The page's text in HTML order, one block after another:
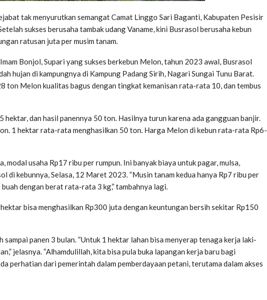
tak menyurutkan semangat Camat Linggo Sari Baganti, Kabupaten Pesisir
sukses berusaha tambak udang Vaname, kini Busrasol berusaha kebun
ratusan juta per musim tanam.
Bonjol, Supari yang sukses berkebun Melon, tahun 2023 awal, Busrasol
hujan di kampungnya di Kampung Padang Sirih, Nagari Sungai Tunu Barat.
ton Melon kualitas bagus dengan tingkat kemanisan rata-rata 10, dan tembus
hektar, dan hasil panennya 50 ton. Hasilnya turun karena ada gangguan banjir.
1 hektar rata-rata menghasilkan 50 ton. Harga Melon di kebun rata-rata Rp6-
modal usaha Rp17 ribu per rumpun. Ini banyak biaya untuk pagar, mulsa,
di kebunnya, Selasa, 12 Maret 2023. “Musin tanam kedua hanya Rp7 ribu per
buah dengan berat rata-rata 3 kg,” tambahnya lagi.
bisa menghasilkan Rp300 juta dengan keuntungan bersih sekitar Rp150
panen 3 bulan. “Untuk 1 hektar lahan bisa menyerap tenaga kerja laki-
jelasnya. “Alhamdulillah, kita bisa pula buka lapangan kerja baru bagi
perhatian dari pemerintah dalam pemberdayaan petani, terutama dalam akses